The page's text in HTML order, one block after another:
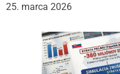
25. marca 2026